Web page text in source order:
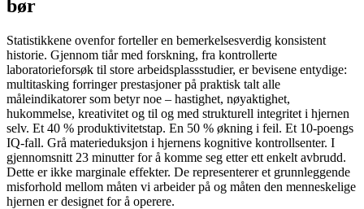
bør
Statistikkene ovenfor forteller en bemerkelsesverdig konsistent
historie. Gjennom tiår med forskning, fra kontrollerte
laboratorieforsøk til store arbeidsplassstudier, er bevisene entydige:
multitasking forringer prestasjoner på praktisk talt alle
måleindikatorer som betyr noe – hastighet, nøyaktighet,
hukommelse, kreativitet og til og med strukturell integritet i hjernen
selv. Et 40 % produktivitetstap. En 50 % økning i feil. Et 10-poengs
IQ-fall. Grå materieduksjon i hjernens kognitive kontrollsenter. I
gjennomsnitt 23 minutter for å komme seg etter ett enkelt avbrudd.
Dette er ikke marginale effekter. De representerer et grunnleggende
misforhold mellom måten vi arbeider på og måten den menneskelige
hjernen er designet for å operere.